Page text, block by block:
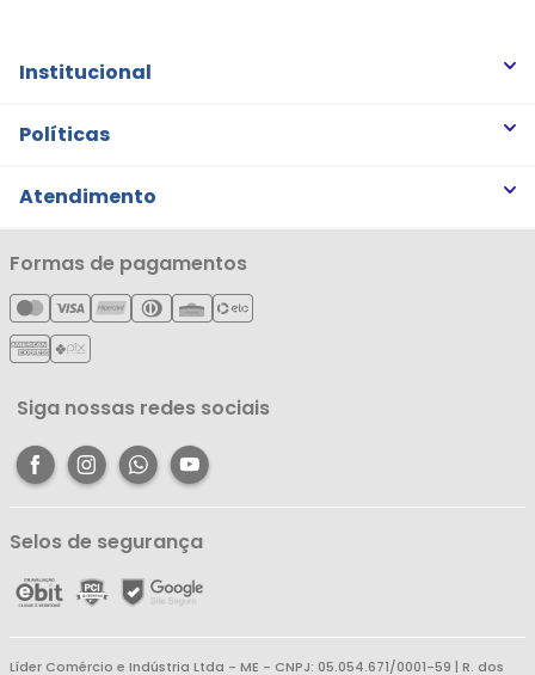
Institucional
Quem somos
Notícias
Cartão Líderzan
Políticas
Trocas e Devoluções
Política de Privacidade
Política de Entrega
Política de Reembolso
Atendimento
Minha Conta
Meus Pedidos
Meus Favoritos
Central de Atendimento
Formas de pagamentos
Siga nossas redes sociais
Selos de segurança
Líder Comércio e Indústria Ltda - ME - CNPJ: 05.054.671/0001-59 | R. dos